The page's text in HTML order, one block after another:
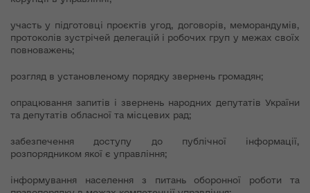
участь у підготовці проєктів угод, договорів, меморандумів,
протоколів зустрічей делегацій і робочих груп у межах своїх
повноважень;
розгляд в установленому порядку звернень громадян;
опрацювання запитів і звернень народних депутатів України
та депутатів обласної та місцевих рад;
забезпечення доступу до публічної інформації,
розпорядником якої є управління;
інформування населення з питань оборонної роботи та